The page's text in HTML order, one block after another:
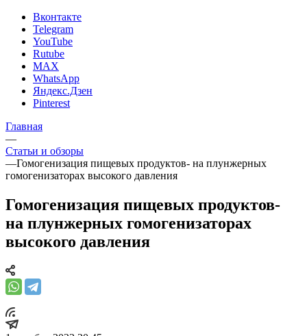
Вконтакте
Telegram
YouTube
Rutube
MAX
WhatsApp
Яндекс.Дзен
Pinterest
Главная
—
Статьи и обзоры
—Гомогенизация пищевых продуктов- на плунжерных
гомогенизаторах высокого давления
Гомогенизация пищевых продуктов-
на плунжерных гомогенизаторах
высокого давления